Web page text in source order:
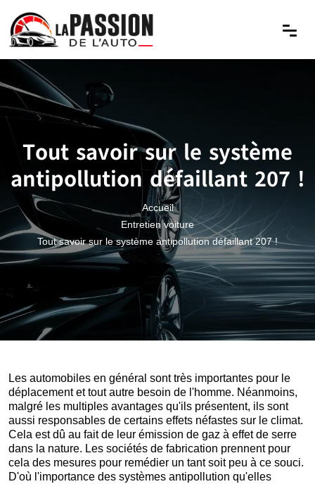
Tout savoir sur le système
antipollution défaillant 207 !
Accueil
Entretien voiture
Tout savoir sur le système antipollution défaillant 207 !
Les automobiles en général sont très importantes pour le
déplacement et tout autre besoin de l'homme. Néanmoins,
malgré les multiples avantages qu'ils présentent, ils sont
aussi responsables de certains effets néfastes sur le climat.
Cela est dû au fait de leur émission de gaz à effet de serre
dans la nature. Les sociétés de fabrication prennent pour
cela des mesures pour remédier un tant soit peu à ce souci.
D'où l'importance des systèmes antipollution qu'elles